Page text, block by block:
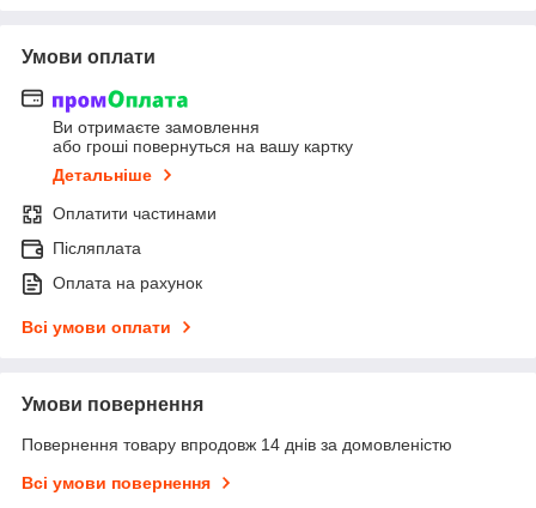
Умови оплати
Ви отримаєте замовлення
або гроші повернуться на вашу картку
Детальніше
Оплатити частинами
Післяплата
Оплата на рахунок
Всі умови оплати
Умови повернення
Повернення товару впродовж 14 днів за домовленістю
Всі умови повернення